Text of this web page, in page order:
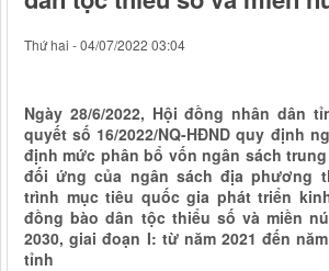
Thứ hai - 04/07/2022 03:04
Ngày 28/6/2022, Hội đồng nhân dân
quyết số 16/2022/NQ-HĐND quy định
định mức phân bổ vốn ngân sách
đối ứng của ngân sách địa phương
trình mục tiêu quốc gia phát triển
đồng bào dân tộc thiểu số và miền
2030, giai đoạn I: từ năm 2021 đến
tỉnh